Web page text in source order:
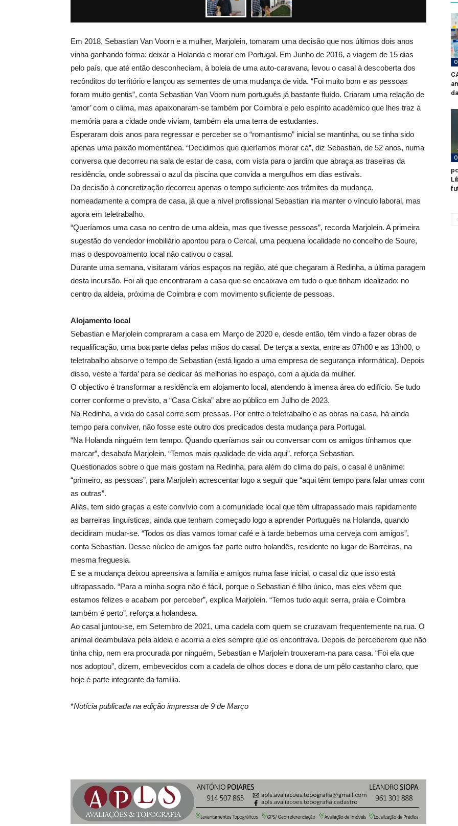
Em 2018, Sebastian Van Voorn e a mulher, Marjolein, tomaram uma decisão que nos últimos dois anos
vinha ganhando forma: deixar a Holanda e morar em Portugal. Em Junho de 2016, a viagem de 15 dias
pelo país, que até então desconheciam, à boleia de uma auto-caravana, levou o casal à descoberta dos
recônditos do território e lançou as sementes de uma mudança de vida. “Foi muito bom e as pessoas
foram muito gentis”, conta Sebastian Van Voorn num português já bastante fluído. Criaram uma relação de
‘amor’ com o clima, mas apaixonaram-se também por Coimbra e pelo espírito académico que lhes traz à
memória para a cidade onde viviam, também ela uma terra de estudantes.
Esperaram dois anos para regressar e perceber se o “romantismo” inicial se mantinha, ou se tinha sido
apenas uma paixão momentânea. “Decidimos que queríamos morar cá”, diz Sebastian, de 52 anos, numa
conversa que decorreu na sala de estar de casa, com vista para o jardim que abraça as traseiras da
residência, onde sobressai o azul da piscina que convida a mergulhos em dias estivais.
Da decisão à concretização decorreu apenas o tempo suficiente aos trâmites da mudança,
nomeadamente a compra de casa, já que a nível profissional Sebastian iria manter o vínculo laboral, mas
agora em teletrabalho.
“Queríamos uma casa no centro de uma aldeia, mas que tivesse pessoas”, recorda Marjolein. A primeira
sugestão do vendedor imobiliário apontou para o Cercal, uma pequena localidade no concelho de Soure,
mas o despovoamento local não cativou o casal.
Durante uma semana, visitaram vários espaços na região, até que chegaram à Redinha, a última paragem
desta incursão. Foi ali que encontraram a casa que se encaixava em tudo o que tinham idealizado: no
centro da aldeia, próxima de Coimbra e com movimento suficiente de pessoas.
Alojamento local
Sebastian e Marjolein compraram a casa em Março de 2020 e, desde então, têm vindo a fazer obras de
requalificação, uma boa parte delas pelas mãos do casal. De terça a sexta, entre as 07h00 e as 13h00, o
teletrabalho absorve o tempo de Sebastian (está ligado a uma empresa de segurança informática). Depois
disso, veste a ‘farda’ para se dedicar às melhorias no espaço, com a ajuda da mulher.
O objectivo é transformar a residência em alojamento local, atendendo à imensa área do edifício. Se tudo
correr conforme o previsto, a “Casa Ciska” abre ao público em Julho de 2023.
Na Redinha, a vida do casal corre sem pressas. Por entre o teletrabalho e as obras na casa, há ainda
tempo para conviver, não fosse este outro dos predicados desta mudança para Portugal.
“Na Holanda ninguém tem tempo. Quando queríamos sair ou conversar com os amigos tínhamos que
marcar”, desabafa Marjolein. “Temos mais qualidade de vida aqui”, reforça Sebastian.
Questionados sobre o que mais gostam na Redinha, para além do clima do país, o casal é unânime:
“primeiro, as pessoas”, para Marjolein acrescentar logo a seguir que “aqui têm tempo para falar umas com
as outras”.
Aliás, tem sido graças a este convívio com a comunidade local que têm ultrapassado mais rapidamente
as barreiras linguísticas, ainda que tenham começado logo a aprender Português na Holanda, quando
decidiram mudar-se. “Todos os dias vamos tomar café e à tarde bebemos uma cerveja com amigos”,
conta Sebastian. Desse núcleo de amigos faz parte outro holandês, residente no lugar de Barreiras, na
mesma freguesia.
E se a mudança deixou apreensiva a família e amigos numa fase inicial, o casal diz que isso está
ultrapassado. “Para a minha sogra não é fácil, porque o Sebastian é filho único, mas eles vêem que
estamos felizes e acabam por perceber”, explica Marjolein. “Temos tudo aqui: serra, praia e Coimbra
também é perto”, reforça a holandesa.
Ao casal juntou-se, em Setembro de 2021, uma cadela com quem se cruzavam frequentemente na rua. O
animal deambulava pela aldeia e acorria a eles sempre que os encontrava. Depois de perceberem que não
tinha chip, nem era procurada por ninguém, Sebastian e Marjolein trouxeram-na para casa. “Foi ela que
nos adoptou”, dizem, embevecidos com a cadela de olhos doces e dona de um pêlo castanho claro, que
hoje é parte integrante da família.
*Notícia publicada na edição impressa de 9 de Março